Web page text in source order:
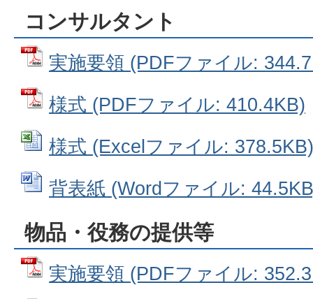
コンサルタント
実施要領 (PDFファイル:
様式 (PDFファイル: 410.4KB)
様式 (Excelファイル: 378.5KB)
背表紙 (Wordファイル:
物品・役務の提供等
実施要領 (PDFファイル: